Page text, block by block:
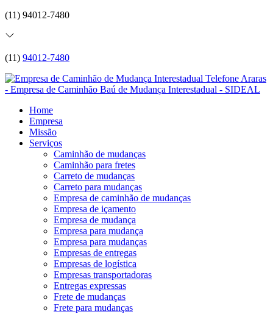
(11) 94012-7480
(11) 94012-7480
Home
Empresa
Missão
Serviços
Caminhão de mudanças
Caminhão para fretes
Carreto de mudanças
Carreto para mudanças
Empresa de caminhão de mudanças
Empresa de içamento
Empresa de mudança
Empresa para mudança
Empresa para mudanças
Empresas de entregas
Empresas de logística
Empresas transportadoras
Entregas expressas
Frete de mudanças
Frete para mudanças